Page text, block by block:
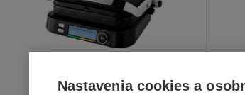
Nastavenia cookies a